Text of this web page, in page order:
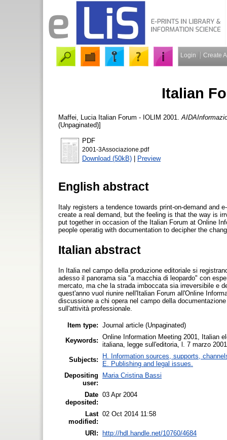
Login Create
Italian
Maffei, Lucia Italian Forum - IOLIM 2001.
(Unpaginated)]
PDF
2001-3Associazione.pdf
Download (50kB) | Preview
English abstract
Italy registers a tendence towards print-on-demand and
create a real demand, but the feeling is that the way is
put together in occasion of the Italian Forum at Online
people operatig with documentation to decipher the
Italian abstract
In Italia nel campo della produzione editoriale si
adesso il panorama sia "a macchia di leopardo" con
mercato, ma che la strada imboccata sia irreversibile e
quest'anno vuol riunire nell'Italian Forum all'Online
discussione a chi opera nel campo della
sull'attività professionale.
Item type: Journal article (Unpaginated)
Keywords: Online Information Meeting 2001, Italian
italiana, legge sull'editoria, l. 7 marzo
Subjects:
H. Information sources, supports,
E. Publishing and legal issues.
Depositing
user:
Maria Cristina Bassi
Date
deposited:
03 Apr 2004
Last
modified:
02 Oct 2014 11:58
URI: http://hdl.handle.net/10760/4684